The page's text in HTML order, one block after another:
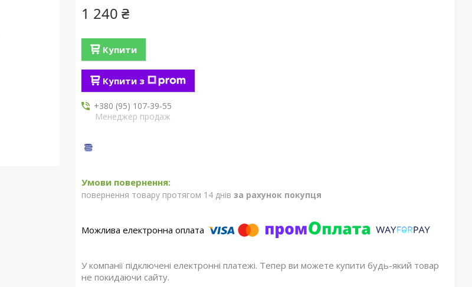
1 240 ₴
Купити
Купити з
+380 (95) 107-39-55
Менеджер продаж
повернення товару протягом 14 днів за рахунок покупця
У компанії підключені електронні платежі. Тепер ви можете купити будь-який товар
не покидаючи сайту.